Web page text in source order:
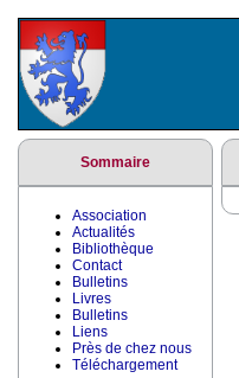
Sommaire
Association
Actualités
Bibliothèque
Contact
Bulletins
Livres
Bulletins
Liens
Près de chez nous
Téléchargement